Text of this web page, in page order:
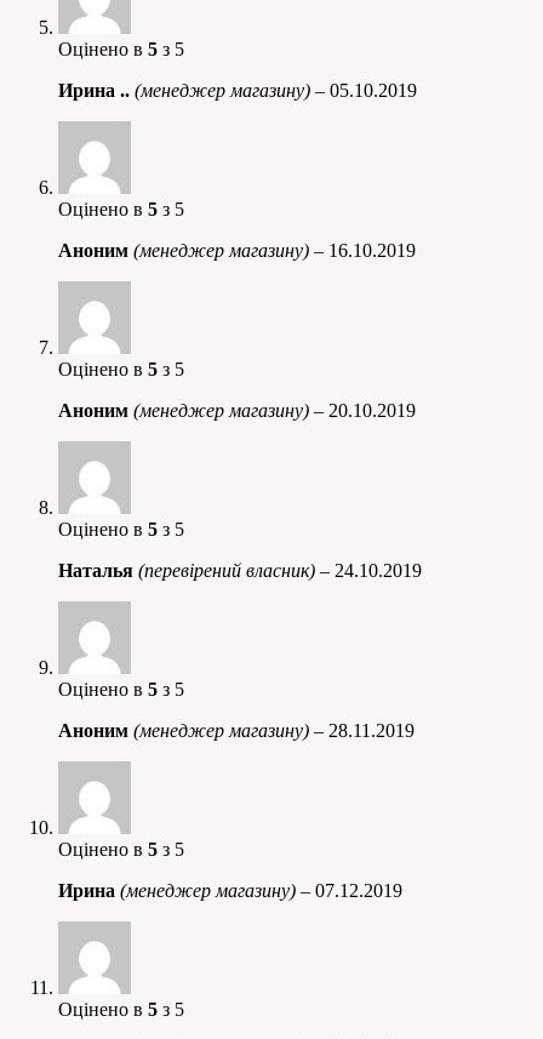
Оцінено в 5 з 5
Ирина .. (менеджер магазину) – 05.10.2019
Оцінено в 5 з 5
Аноним (менеджер магазину) – 16.10.2019
Оцінено в 5 з 5
Аноним (менеджер магазину) – 20.10.2019
Оцінено в 5 з 5
Наталья (перевірений власник) – 24.10.2019
Оцінено в 5 з 5
Аноним (менеджер магазину) – 28.11.2019
Оцінено в 5 з 5
Ирина (менеджер магазину) – 07.12.2019
Оцінено в 5 з 5